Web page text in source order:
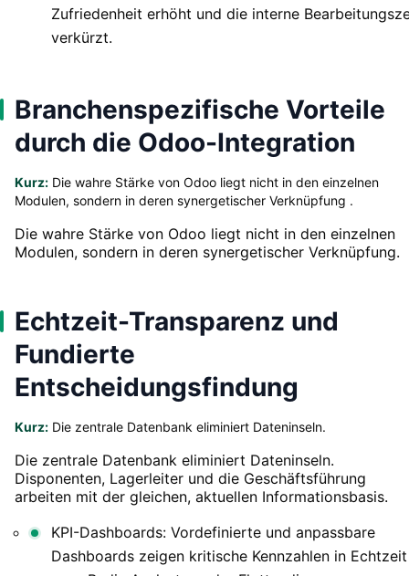
Zufriedenheit erhöht und die interne
verkürzt.
Branchenspezifische Vorteile
durch die Odoo-Integration
Kurz: Die wahre Stärke von Odoo liegt nicht in den einzelnen
Modulen, sondern in deren synergetischer Verknüpfung .
Die wahre Stärke von Odoo liegt nicht in den einzelnen
Modulen, sondern in deren synergetischer Verknüpfung.
Echtzeit-Transparenz und
Fundierte
Entscheidungsfindung
Kurz: Die zentrale Datenbank eliminiert Dateninseln.
Die zentrale Datenbank eliminiert Dateninseln.
Disponenten, Lagerleiter und die Geschäftsführung
arbeiten mit der gleichen, aktuellen Informationsbasis.
KPI-Dashboards: Vordefinierte und anpassbare
Dashboards zeigen kritische Kennzahlen in Echtzeit